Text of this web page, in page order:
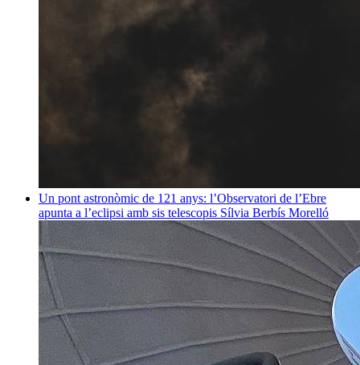
Un pont astronòmic de 121 anys: l’Observatori de l’Ebre
apunta a l’eclipsi amb sis telescopis Sílvia Berbís Morelló